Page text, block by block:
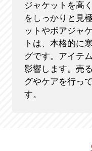
ジャケットを高
をしっかりと見
ットやボアジャ
トは、本格的に
グです。アイテ
影響します。売
グやケアを行っ
す。